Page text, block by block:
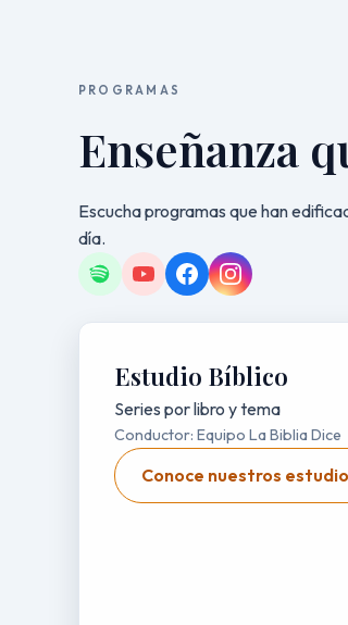
PROGRAMAS
Enseñanza
Escucha programas que han
día.
Estudio Bíblico
Series por libro y tema
Conductor: Equipo La Biblia Dice
Conoce nuestros